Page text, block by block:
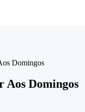
Domingos
Aos Domingos